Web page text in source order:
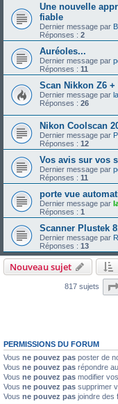
Une nouvelle
fiable
Dernier message par
Réponses : 2
Auréoles...
Dernier message par
Réponses : 11
Scan Nikkon Z6
Dernier message par
Réponses : 26
Nikon Coolscan
Dernier message par
Réponses : 12
Vos avis sur vos
Dernier message par
Réponses : 11
porte vue
Dernier message par
Réponses : 1
Scanner Plustek
Dernier message par
Réponses : 13
Nouveau sujet
817 sujets
PERMISSIONS DU FORUM
Vous ne pouvez pas poster de
Vous ne pouvez pas répondre
Vous ne pouvez pas modifier
Vous ne pouvez pas supprimer
Vous ne pouvez pas joindre des